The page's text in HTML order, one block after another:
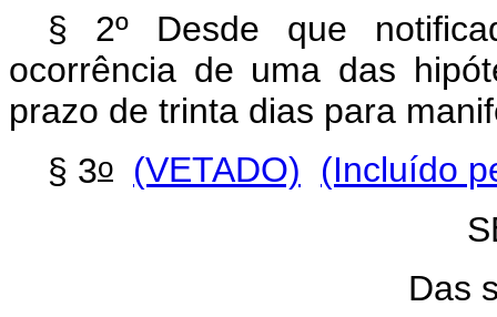
§ 2º Desde que
ocorrência de uma das
prazo de trinta dias para
§ 3o (VETADO)
(Incluído
Das